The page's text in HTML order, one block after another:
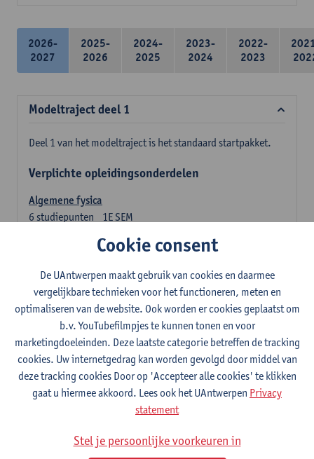
2026-
2027
2025-
2026
2024-
2025
2023-
2024
2022-
2023
Modeltraject deel 1
Deel 1 van het modeltraject is het standaard startpakket.
Verplichte opleidingsonderdelen
Algemene fysica
1E SEM
6 studiepunten
1E SEM
studiepunten
Lesgever(s):
Jan Sijbers
Algemene chemie m.i.v. labovaardigheden
1E SEM
7studiepunten
Lesgever(s):
Frank Blockhuys Christophe De Bie
Studium generale in de biomedische wetenschappen deel
1: onderzoek in de levenswetenschappen
Lesgever(s):
Anja Verhulst Sebastiaan De Schepper
Cookie consent
De UAntwerpen maakt gebruik van cookies en daarmee
vergelijkbare technieken voor het functioneren, meten en
optimaliseren van de website. Ook worden er cookies geplaatst om
b.v. YouTubefilmpjes te kunnen tonen en voor
marketingdoeleinden. Deze laatste categorie betreffen de tracking
cookies. Uw internetgedrag kan worden gevolgd door middel van
deze tracking cookies Door op 'Accepteer alle cookies' te klikken
gaat u hiermee akkoord. Lees ook het UAntwerpen Privacy
statement
Stel je persoonlijke voorkeuren in